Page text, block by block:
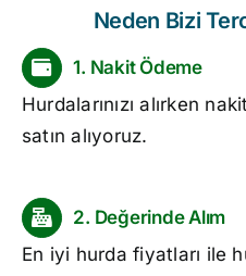
Neden Bizi
1. Nakit Ödeme
Hurdalarınızı alırken
satın alıyoruz.
2. Değerinde Alım
En iyi hurda fiyatları ile